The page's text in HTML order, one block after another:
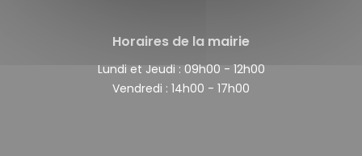
Horaires de la mairie
Lundi et Jeudi : 09h00 - 12h00
Vendredi : 14h00 - 17h00